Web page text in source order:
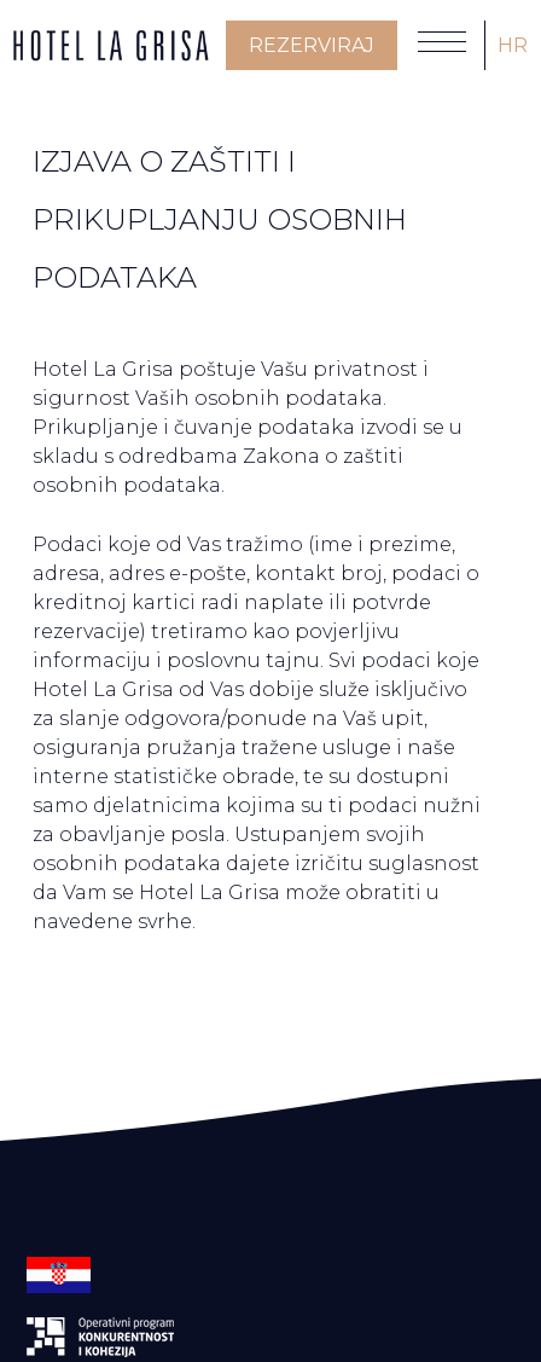
REZERVIRAJ HR
IZJAVA O ZAŠTITI I
PRIKUPLJANJU OSOBNIH
PODATAKA
Hotel La Grisa poštuje Vašu privatnost i
sigurnost Vaših osobnih podataka.
Prikupljanje i čuvanje podataka izvodi se u
skladu s odredbama Zakona o zaštiti
osobnih podataka.
Podaci koje od Vas tražimo (ime i prezime,
adresa, adres e-pošte, kontakt broj, podaci o
kreditnoj kartici radi naplate ili potvrde
rezervacije) tretiramo kao povjerljivu
informaciju i poslovnu tajnu. Svi podaci koje
Hotel La Grisa od Vas dobije služe isključivo
za slanje odgovora/ponude na Vaš upit,
osiguranja pružanja tražene usluge i naše
interne statističke obrade, te su dostupni
samo djelatnicima kojima su ti podaci nužni
za obavljanje posla. Ustupanjem svojih
osobnih podataka dajete izričitu suglasnost
da Vam se Hotel La Grisa može obratiti u
navedene svrhe.